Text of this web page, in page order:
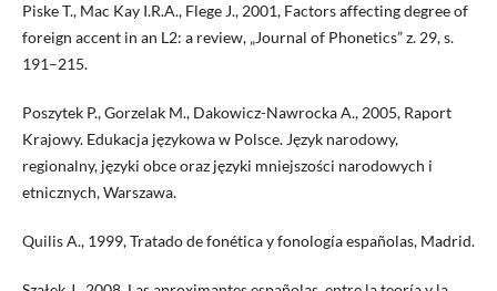
Piske T., Mac Kay I.R.A., Flege J., 2001, Factors affecting degree of
foreign accent in an L2: a review, „Journal of Phonetics” z. 29, s.
191–215.
Poszytek P., Gorzelak M., Dakowicz-Nawrocka A., 2005, Raport
Krajowy. Edukacja językowa w Polsce. Język narodowy,
regionalny, języki obce oraz języki mniejszości narodowych i
etnicznych, Warszawa.
Quilis A., 1999, Tratado de fonética y fonología españolas, Madrid.